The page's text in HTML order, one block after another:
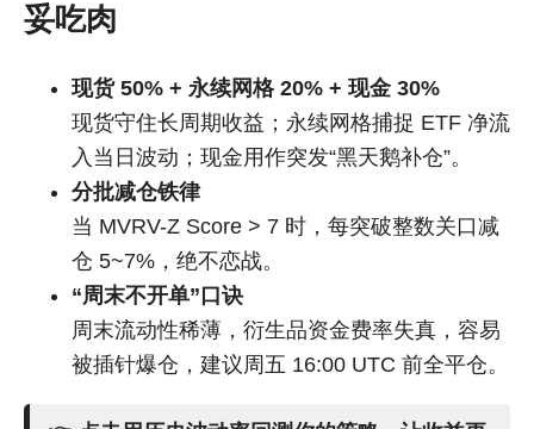
妥吃肉
现货 50% + 永续网格 20% + 现金 30%
现货守住长周期收益；永续网格捕捉 ETF 净流
入当日波动；现金用作突发“黑天鹅补仓”。
分批减仓铁律
当 MVRV-Z Score > 7 时，每突破整数关口减
仓 5~7%，绝不恋战。
“周末不开单”口诀
周末流动性稀薄，衍生品资金费率失真，容易
被插针爆仓，建议周五 16:00 UTC 前全平仓。